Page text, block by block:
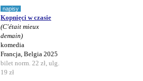
napisy
Kopnięci w czasie
(C'était mieux
demain)
komedia
Francja, Belgia 2025
bilet norm. 22 zł, ulg.
19 zł